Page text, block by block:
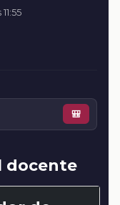
🎒
docente